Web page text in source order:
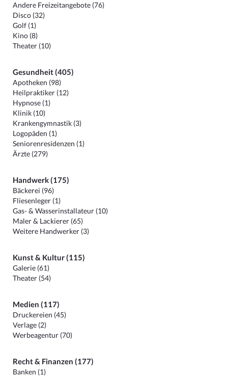
Andere Freizeitangebote (76)
Disco (32)
Golf (1)
Kino (8)
Theater (10)
Gesundheit (405)
Apotheken (98)
Heilpraktiker (12)
Hypnose (1)
Klinik (10)
Krankengymnastik (3)
Logopäden (1)
Seniorenresidenzen (1)
Ärzte (279)
Handwerk (175)
Bäckerei (96)
Fliesenleger (1)
Gas- & Wasserinstallateur (10)
Maler & Lackierer (65)
Weitere Handwerker (3)
Kunst & Kultur (115)
Galerie (61)
Theater (54)
Medien (117)
Druckereien (45)
Verlage (2)
Werbeagentur (70)
Recht & Finanzen (177)
Banken (1)